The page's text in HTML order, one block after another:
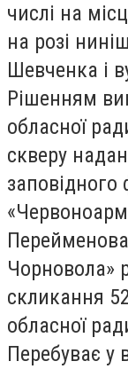
числі на
на розі
Шевченка і
Рішенням
обласної
скверу
заповідного
Чорновола»
скликання 52
обласної
Перебуває у